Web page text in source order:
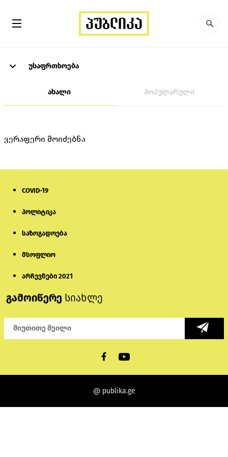
უსაფრთხოება
ახალი პოპულარული
ვერაფერი მოიძებნა
COVID-19
პოლიტიკა
საზოგადოება
მსოფლიო
არჩევნები 2021
გამოიწერე სიახლე
@ publika.ge